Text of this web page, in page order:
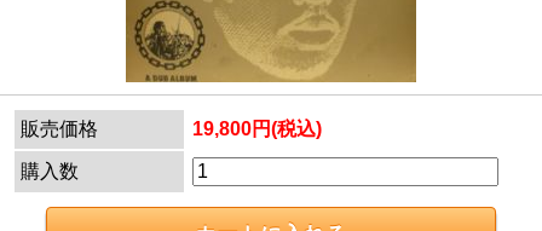
販売価格 19,800円(税込)
購入数